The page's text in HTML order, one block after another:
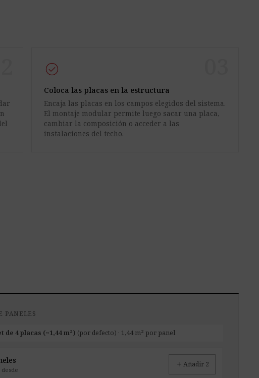
check_circle
Coloca las placas en la estructura
Encaja las placas en los campos elegidos del sistema.
El montaje modular permite luego sacar una placa,
cambiar la composición o acceder a las
instalaciones del techo.
PANELES
de 4 placas (~1,44 m²) (por defecto) · 1,44 m² por panel
desde
add Añadir 2